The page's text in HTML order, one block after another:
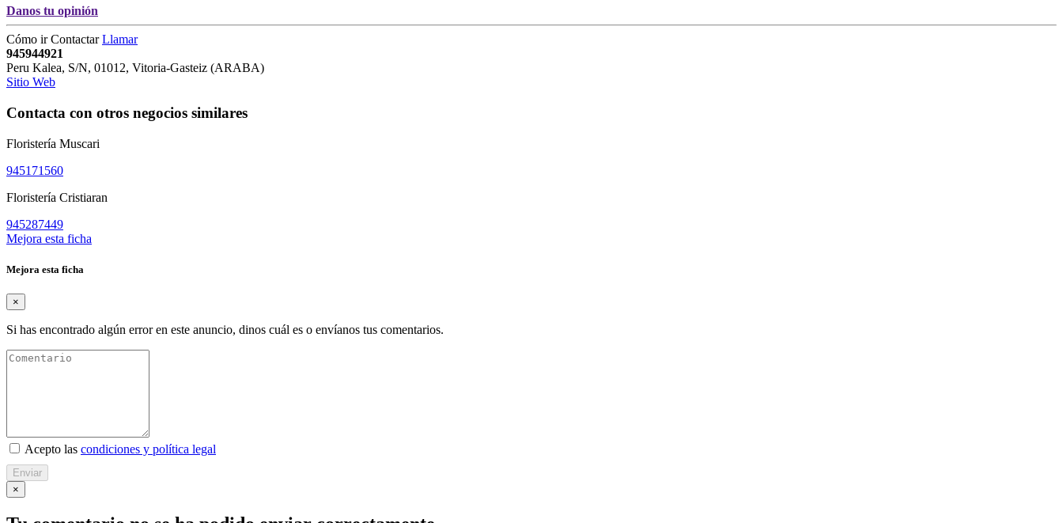
Danos tu opinión
Cómo irContactarLlamar
945944921
Peru Kalea, S/N, 01012, Vitoria-Gasteiz (ARABA)
Sitio Web
Contacta con otros negocios similares
Floristería Muscari
945171560
Floristería Cristiaran
945287449
Mejora esta ficha
Mejora esta ficha
×
Si has encontrado algún error en este anuncio, dinos cuál es o envíanos tus comentarios.
Acepto las condiciones y política legal
Enviar
×